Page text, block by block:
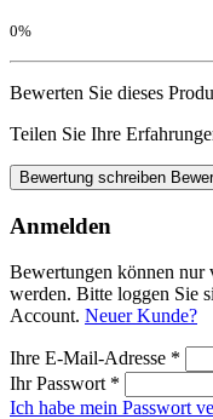
0%
Bewerten Sie dieses
Teilen Sie Ihre
Bewertung schreiben
Anmelden
Bewertungen können nur
werden. Bitte loggen Sie
Account. Neuer Kunde?
Ihre E-Mail-Adresse *
Ihr Passwort *
Ich habe mein Passwort